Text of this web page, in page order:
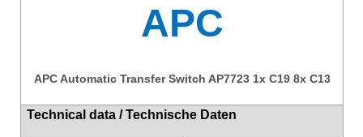
APC
APC Automatic Transfer Switch AP7723 1x C19 8x C13
Technical data / Technische Daten